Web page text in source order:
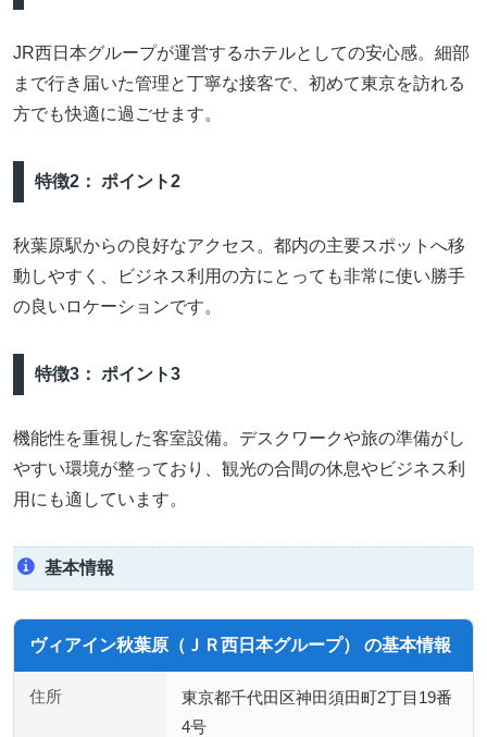
JR西日本グループが運営するホテルとしての安心感。細部
まで行き届いた管理と丁寧な接客で、初めて東京を訪れる
方でも快適に過ごせます。
特徴2： ポイント2
秋葉原駅からの良好なアクセス。都内の主要スポットへ移
動しやすく、ビジネス利用の方にとっても非常に使い勝手
の良いロケーションです。
特徴3： ポイント3
機能性を重視した客室設備。デスクワークや旅の準備がし
やすい環境が整っており、観光の合間の休息やビジネス利
用にも適しています。
基本情報
ヴィアイン秋葉原（ＪＲ西日本グループ） の基本情報
住所
東京都千代田区神田須田町2丁目19番
4号